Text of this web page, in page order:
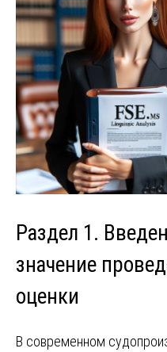
Раздел 1.
значение
оценки
В современном